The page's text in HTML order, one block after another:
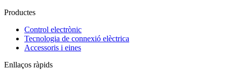
Productes
Control electrònic
Tecnologia de connexió elèctrica
Accessoris i eines
Enllaços ràpids